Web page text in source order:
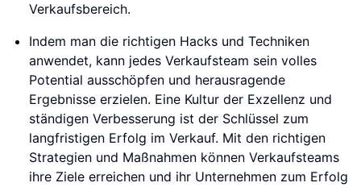
Verkaufsbereich.
Indem man die richtigen Hacks und Techniken
anwendet, kann jedes Verkaufsteam sein volles
Potential ausschöpfen und herausragende
Ergebnisse erzielen. Eine Kultur der Exzellenz und
ständigen Verbesserung ist der Schlüssel zum
langfristigen Erfolg im Verkauf. Mit den richtigen
Strategien und Maßnahmen können Verkaufsteams
ihre Ziele erreichen und ihr Unternehmen zum Erfolg